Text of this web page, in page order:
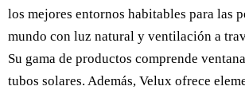
los mejores entornos habitables para las
mundo con luz natural y ventilación a
Su gama de productos comprende
tubos solares. Además, Velux ofrece